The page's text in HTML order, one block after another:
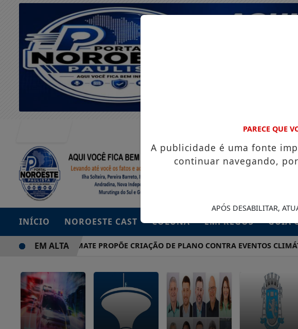
INÍCIO NOROESTE CAST COLUNA EMPREGOS GUIA
VEREADOR TOMATE PROPÕE CRIAÇÃO DE PLANO CONTRA EVENTOS
EM ALTA
PARECE QUE
A publicidade é uma fonte
continuar navegando,
APÓS DESABILITAR,